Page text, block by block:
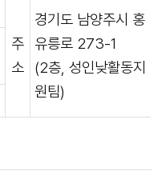
주
소
경기도 남양주시 홍
유릉로 273-1
(2층, 성인낮활동지
원팀)